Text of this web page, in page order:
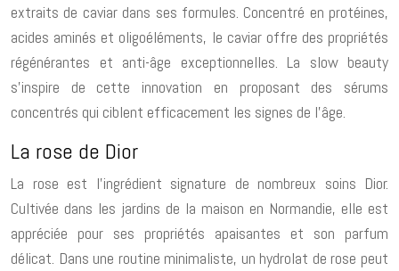
extraits de caviar dans ses formules. Concentré en protéines,
acides aminés et oligoéléments, le caviar offre des propriétés
régénérantes et anti-âge exceptionnelles. La slow beauty
s’inspire de cette innovation en proposant des sérums
concentrés qui ciblent efficacement les signes de l’âge.
La rose de Dior
La rose est l’ingrédient signature de nombreux soins Dior.
Cultivée dans les jardins de la maison en Normandie, elle est
appréciée pour ses propriétés apaisantes et son parfum
délicat. Dans une routine minimaliste, un hydrolat de rose peut